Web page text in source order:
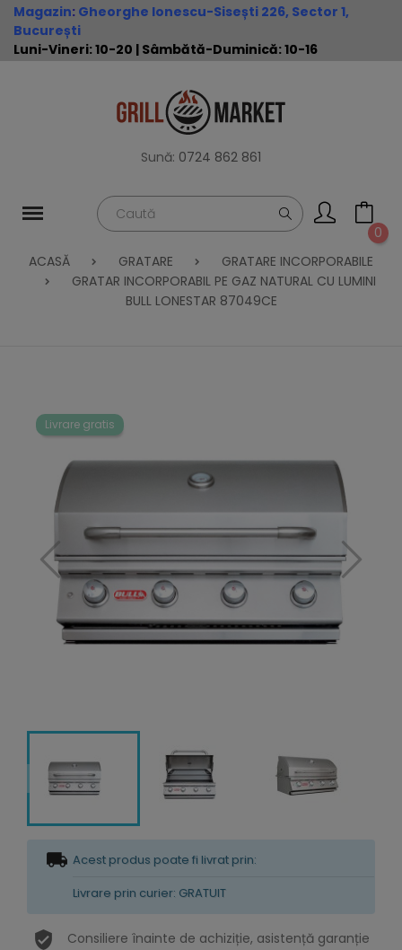
Magazin: Gheorghe Ionescu-Sisești 226, Sector 1,
București
Luni-Vineri: 10-20 | Sâmbătă-Duminică: 10-16
Sună: 0724 862 861
0
ACASĂ
GRATARE
GRATARE INCORPORABILE
GRATAR INCORPORABIL PE GAZ NATURAL CU LUMINI
BULL LONESTAR 87049CE
Acest produs poate fi livrat prin:
Livrare prin curier: GRATUIT
Consiliere înainte de achiziție, asistență garanție
Livrare gratis